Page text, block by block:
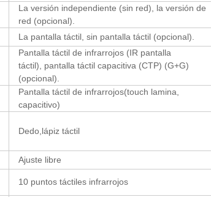
La versión independiente (sin red), la versión de
red (opcional).
La pantalla táctil, sin pantalla táctil (opcional).
Pantalla táctil de infrarrojos (IR pantalla
táctil), pantalla táctil capacitiva (CTP) (G+G)
(opcional).
Pantalla táctil de infrarrojos(touch lamina,
capacitivo)
Dedo,lápiz táctil
Ajuste libre
10 puntos táctiles infrarrojos